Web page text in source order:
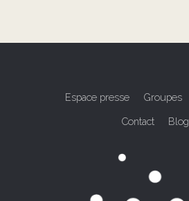
Espace presse Groupes
Contact Blog